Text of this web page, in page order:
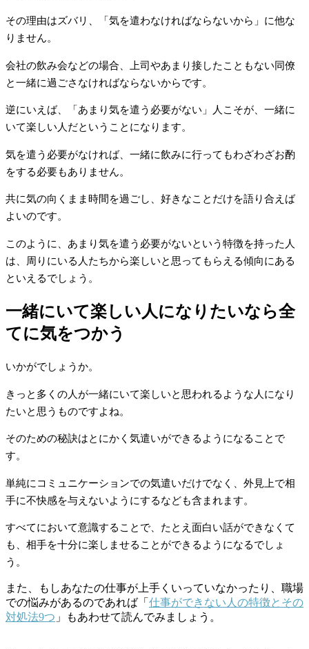
その理由はズバリ、「気を遣わなければならないから」に他な
りません。
会社の飲み会などの場合、上司やあまり接したこともない同僚
と一緒に過ごさなければならないからです。
逆にいえば、「あまり気を遣う必要がない」人こそが、一緒に
いて楽しい人だということになります。
気を遣う必要がなければ、一緒に飲みに行ってもわざわざお酌
をする必要もありません。
共に気の向くまま時間を過ごし、好きなことだけを語り合えば
よいのです。
このように、あまり気を遣う必要がないという特徴を持った人
は、周りにいる人たちから楽しいと思ってもらえる傾向にある
といえるでしょう。
一緒にいて楽しい人になりたいなら全
てに気をつかう
いかがでしょうか。
きっと多くの人が一緒にいて楽しいと思われるような人になり
たいと思うものですよね。
そのための秘訣はとにかく気遣いができるようになることで
す。
単純にコミュニケーションでの気遣いだけでなく、外見上で相
手に不快感を与えないようにするなども含まれます。
すべてにおいて意識することで、たとえ面白い話ができなくて
も、相手を十分に楽しませることができるようになるでしょ
う。
また、もしあなたの仕事が上手くいっていなかったり、職場
での悩みがあるのであれば「 仕事ができない人の特徴とその
対処法9つ 」もあわせて読んでみましょう。